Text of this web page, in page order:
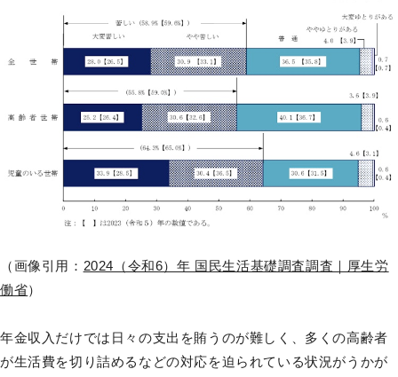
（画像引用： 2024（令和6）年 国民生活基礎調査調査｜厚生労
働省）
年金収入だけでは日々の支出を賄うのが難しく、多くの高齢者
が生活費を切り詰めるなどの対応を迫られている状況がうかが